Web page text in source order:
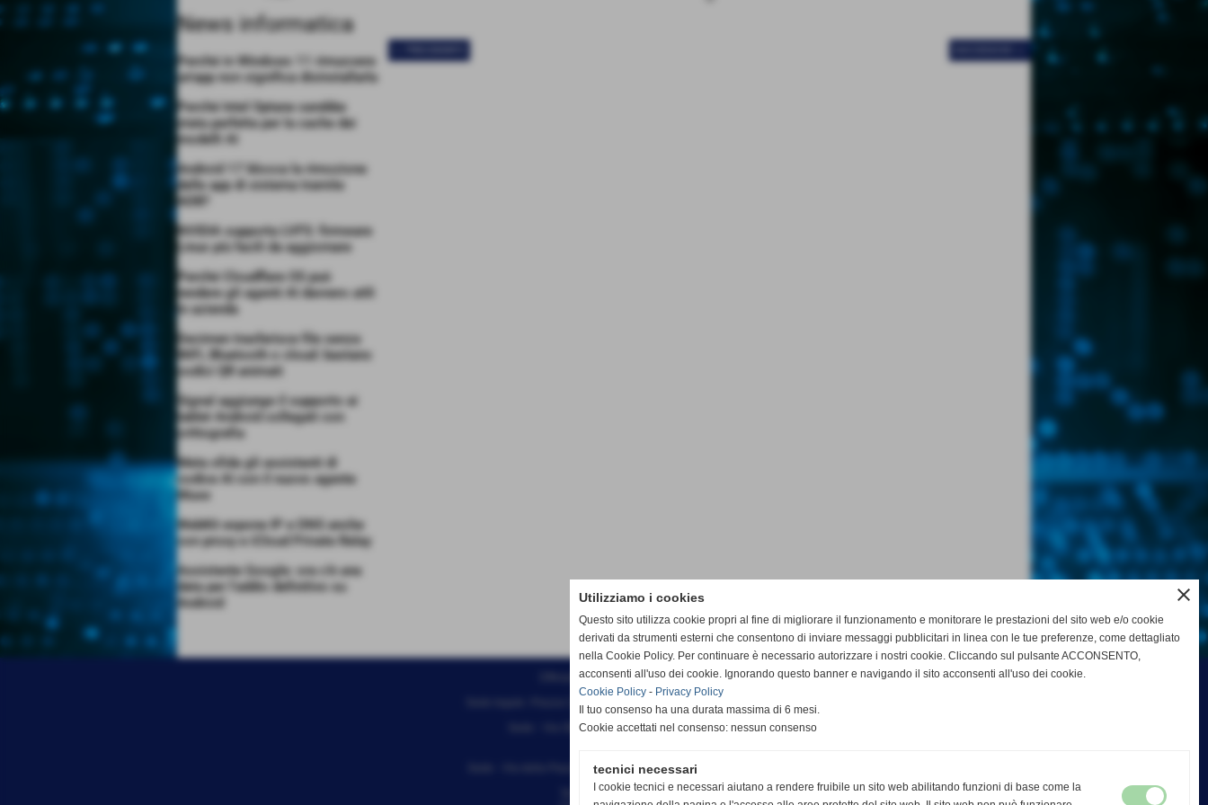
News informatica
Perché in Windows 11 rimuovere
un’app non significa disinstallarla
Perché Intel Optane sarebbe
stata perfetta per la cache dei
modelli AI
Android 17 blocca la rimozione
delle app di sistema tramite
ADB?
NVIDIA supporta LVFS: firmware
Linux più facili da aggiornare
Perché Cloudflare OS può
rendere gli agenti AI davvero utili
in azienda
Decimen trasferisce file senza
WiFi, Bluetooth o cloud: bastano
codici QR animati
Signal aggiunge il supporto ai
tablet Android collegati con
crittografia
Meta sfida gli assistenti di
codice AI con il nuovo agente
Muse
WebKit espone IP e DNS anche
con proxy e iCloud Private Relay
Assistente Google: ora c’è una
data per l’addio definitivo su
Android
Effesystem di Fabio Favati
Sede legale -Piazza Carducci 18 55045 Pietrasanta (LU)
Sede - Via Ottorino Ciabattini Viareggio
Sede - Via della Piazza Bianca 15 56025 Pontedera (PI)
Tel. 05841530394
close
Utilizziamo i cookies
Questo sito utilizza cookie propri al fine di migliorare il funzionamento e monitorare le prestazioni del sito web e/o cookie
derivati da strumenti esterni che consentono di inviare messaggi pubblicitari in linea con le tue preferenze, come dettagliato
nella Cookie Policy. Per continuare è necessario autorizzare i nostri cookie. Cliccando sul pulsante ACCONSENTO,
acconsenti all'uso dei cookie. Ignorando questo banner e navigando il sito acconsenti all'uso dei cookie.
Cookie Policy - Privacy Policy
Il tuo consenso ha una durata massima di 6 mesi.
Cookie accettati nel consenso: nessun consenso
tecnici necessari
I cookie tecnici e necessari aiutano a rendere fruibile un sito web abilitando funzioni di base come la